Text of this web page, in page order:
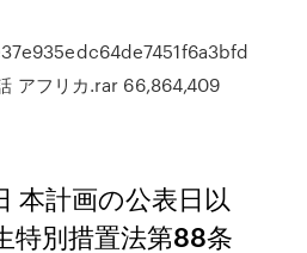
アフリカ.rar 66,864,409
本計画の公表日以
特別措置法第88条